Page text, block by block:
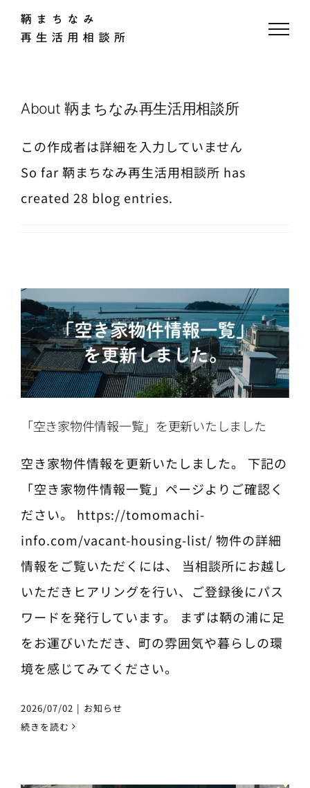
Skip
About鞆まちなみ再生活用相談所
この作成者は詳細を入力していません
So far 鞆まちなみ再生活用相談所 has
created 28 blog entries.
「空き家物件情報一覧」を更新いたしました
空き家物件情報を更新いたしました。 下記の
「空き家物件情報一覧」ページよりご確認く
ださい。 https://tomomachi-
info.com/vacant-housing-list/ 物件の詳細
情報をご覧いただくには、 当相談所にお越し
いただきヒアリングを行い、ご登録後にパス
ワードを発行しています。 まずは鞆の浦に足
をお運びいただき、町の雰囲気や暮らしの環
境を感じてみてください。
2026/07/02 | お知らせ
続きを読む